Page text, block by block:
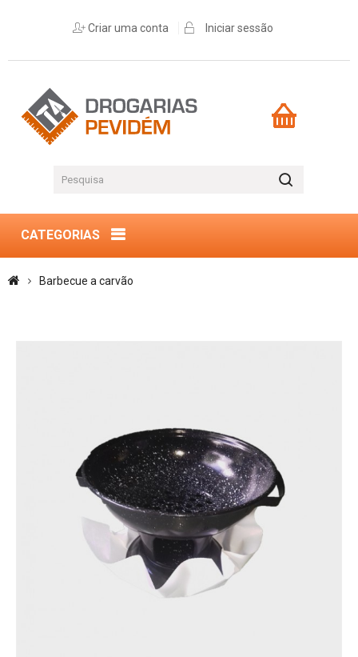
Criar uma conta Iniciar sessão
CATEGORIAS
Barbecue a carvão